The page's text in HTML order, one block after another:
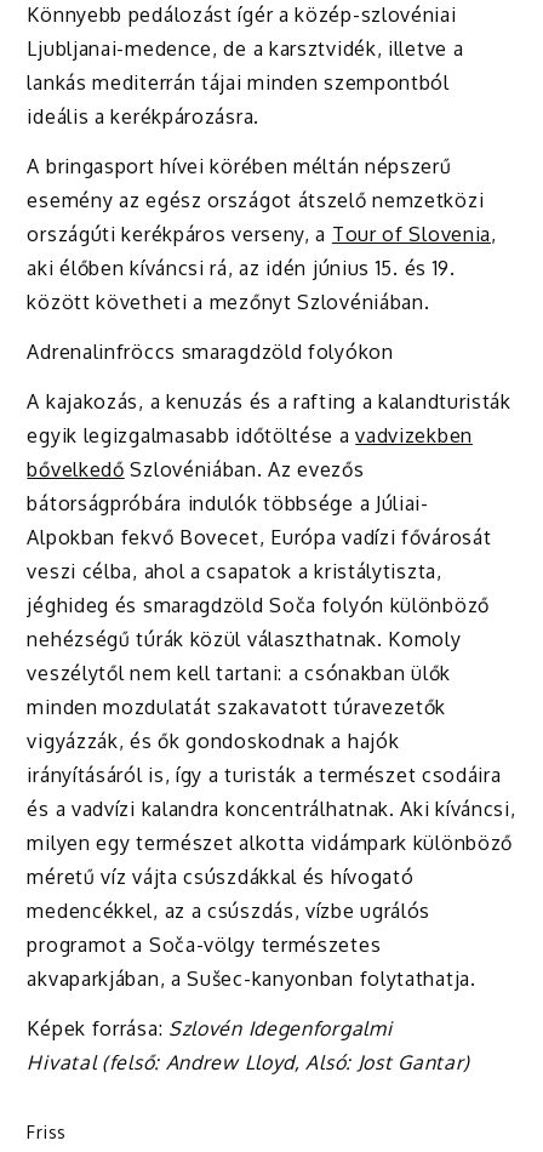
Könnyebb pedálozást ígér a közép-szlovéniai
Ljubljanai-medence, de a karsztvidék, illetve a
lankás mediterrán tájai minden szempontból
ideális a kerékpározásra.
A bringasport hívei körében méltán népszerű
esemény az egész országot átszelő nemzetközi
országúti kerékpáros verseny, a Tour of Slovenia,
aki élőben kíváncsi rá, az idén június 15. és 19.
között követheti a mezőnyt Szlovéniában.
Adrenalinfröccs smaragdzöld folyókon
A kajakozás, a kenuzás és a rafting a kalandturisták
egyik legizgalmasabb időtöltése avadvizekben
bővelkedő Szlovéniában. Az evezős
bátorságpróbára indulók többsége a Júliai-
Alpokban fekvő Bovecet, Európa vadízi fővárosát
veszi célba, ahol a csapatok a kristálytiszta,
jéghideg és smaragdzöld Soča folyón különböző
nehézségű túrák közül választhatnak. Komoly
veszélytől nem kell tartani: a csónakban ülők
minden mozdulatát szakavatott túravezetők
vigyázzák, és ők gondoskodnak a hajók
irányításáról is, így a turisták a természet csodáira
és a vadvízi kalandra koncentrálhatnak. Aki kíváncsi,
milyen egy természet alkotta vidámpark különböző
méretű víz vájta csúszdákkal és hívogató
medencékkel, az a csúszdás, vízbe ugrálós
programot a Soča-völgy természetes
akvaparkjában, a Sušec-kanyonban folytathatja.
Képek forrása: Szlovén Idegenforgalmi
Hivatal (felső: Andrew Lloyd, Alsó: Jost Gantar)
Friss